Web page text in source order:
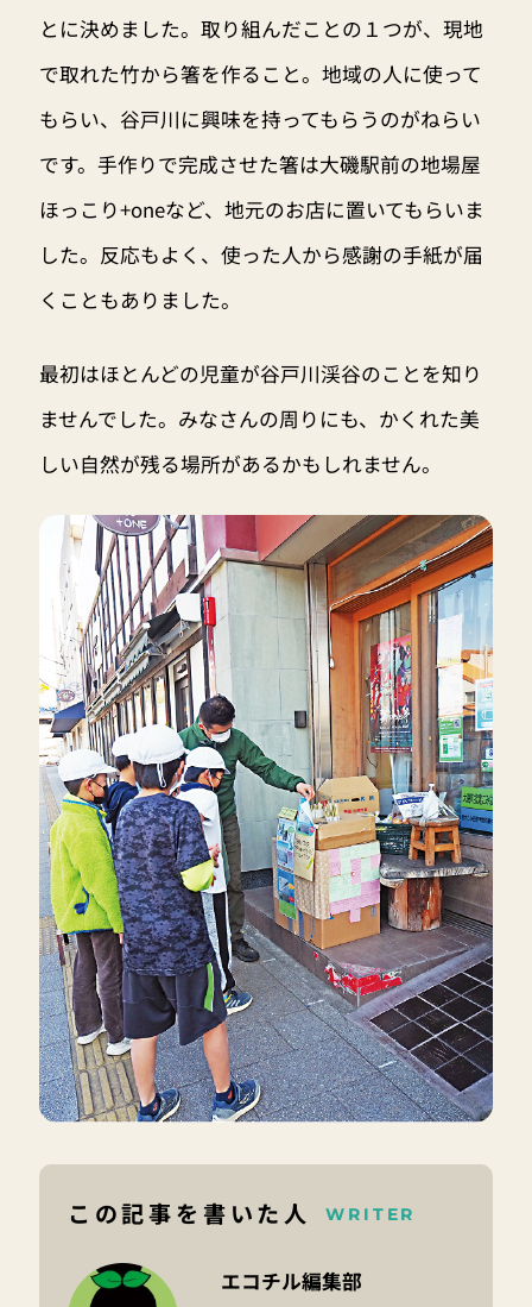
とに決めました。取り組んだことの１つが、現地
で取れた竹から箸を作ること。地域の人に使って
もらい、谷戸川に興味を持ってもらうのがねらい
です。手作りで完成させた箸は大磯駅前の地場屋
ほっこり+oneなど、地元のお店に置いてもらいま
した。反応もよく、使った人から感謝の手紙が届
くこともありました。
最初はほとんどの児童が谷戸川渓谷のことを知り
ませんでした。みなさんの周りにも、かくれた美
しい自然が残る場所があるかもしれません。
この記事を書いた人 WRITER
エコチル編集部